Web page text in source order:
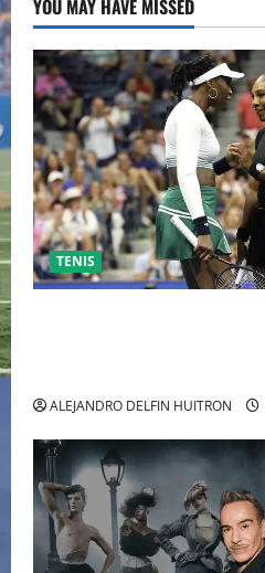
YOU MAY HAVE MISSED
TENIS
ALEJANDRO DELFIN HUITRON